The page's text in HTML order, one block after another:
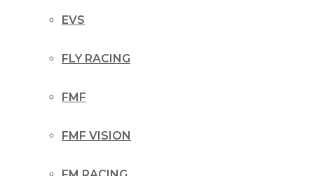
EVS
FLY RACING
FMF
FMF VISION